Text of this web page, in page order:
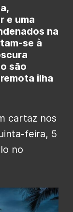
e uma
na
se à
são
ilha
cartaz nos
feira, 5
no